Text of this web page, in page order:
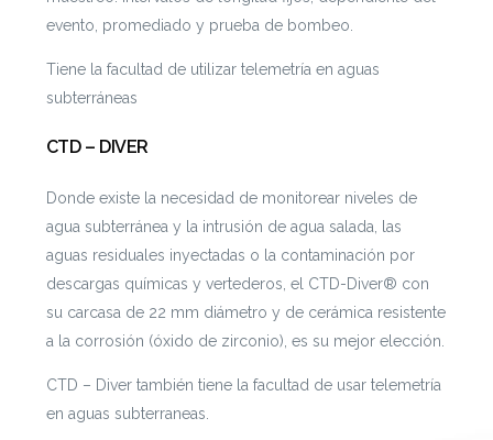
evento, promediado y prueba de bombeo.
Tiene la facultad de utilizar telemetría en aguas
subterráneas
CTD – DIVER
Donde existe la necesidad de monitorear niveles de
agua subterránea y la intrusión de agua salada, las
aguas residuales inyectadas o la contaminación por
descargas químicas y vertederos, el CTD-Diver® con
su carcasa de 22 mm diámetro y de cerámica resistente
a la corrosión (óxido de zirconio), es su mejor elección.
CTD – Diver también tiene la facultad de usar telemetría
en aguas subterraneas.